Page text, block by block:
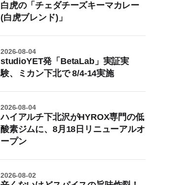
白虎の「チェダチーズキーマカレー
(白虎ブレンド)」
studioYET発「BetaLab」実証実
験、ミカン下北で 8/4-14実施
2026-08-04
ハイアルチ下北沢がHYROX専門の低
酸素ジムに、8月18日リニューアルオ
ープン
2026-08-04
2026-08-02